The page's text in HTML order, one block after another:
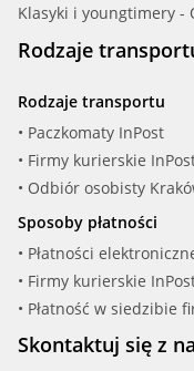
Klasyki i youngtimery -
Rodzaje
Rodzaje transportu
• Paczkomaty InPost
• Firmy kurierskie
• Odbiór osobisty
Sposoby płatności
• Płatności
• Firmy kurierskie
• Płatność w siedzibie
Skontaktuj się z